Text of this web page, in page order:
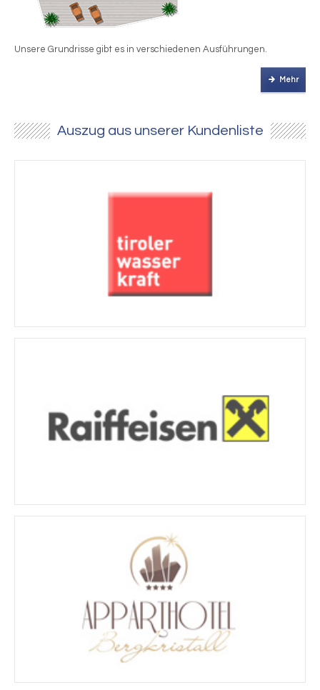
Unsere Grundrisse gibt es in verschiedenen Ausführungen.
Mehr
Auszug aus unserer Kundenliste